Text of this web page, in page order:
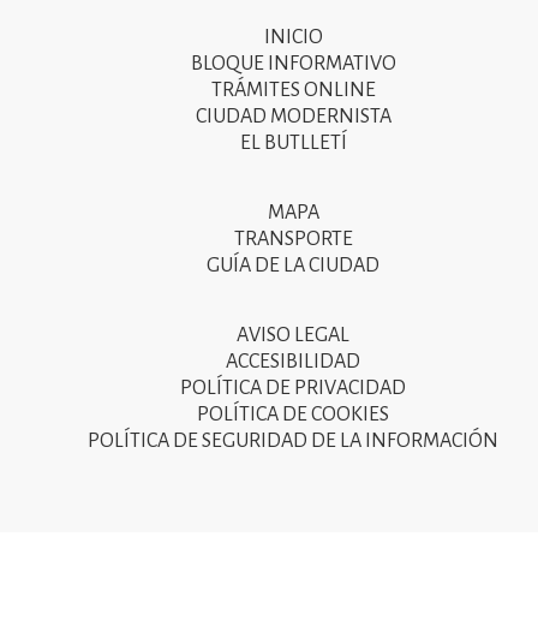
INICIO
BLOQUE INFORMATIVO
TRÁMITES ONLINE
CIUDAD MODERNISTA
EL BUTLLETÍ
MAPA
TRANSPORTE
GUÍA DE LA CIUDAD
AVISO LEGAL
ACCESIBILIDAD
POLÍTICA DE PRIVACIDAD
POLÍTICA DE COOKIES
POLÍTICA DE SEGURIDAD DE LA INFORMACIÓN